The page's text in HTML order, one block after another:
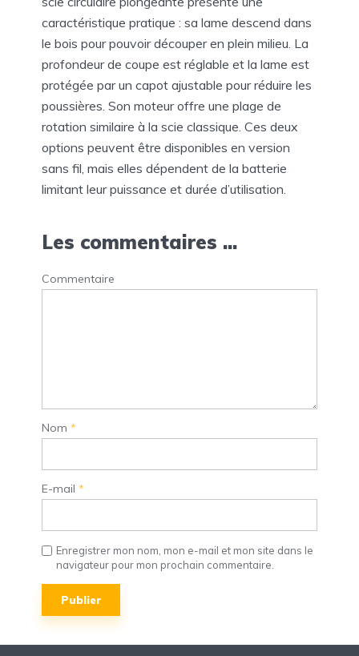
caractéristique pratique : sa lame descend dans
le bois pour pouvoir découper en plein milieu. La
profondeur de coupe est réglable et la lame est
protégée par un capot ajustable pour réduire les
poussières. Son moteur offre une plage de
rotation similaire à la scie classique. Ces deux
options peuvent être disponibles en version
sans fil, mais elles dépendent de la batterie
limitant leur puissance et durée d’utilisation.
Les commentaires ...
Commentaire
Nom *
E-mail *
Enregistrer mon nom, mon e-mail et mon site dans le
navigateur pour mon prochain commentaire.